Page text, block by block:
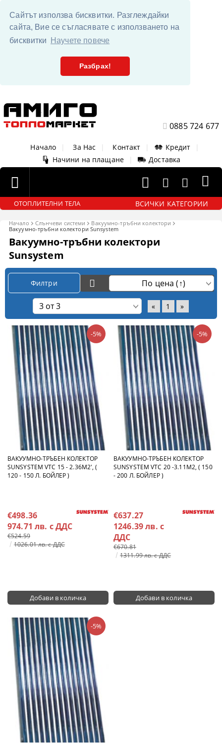
Сайтът използва бисквитки. Разглеждайки
сайта, Вие се съгласявате с използването на
бисквитки
Научете повече
Разбрах!
0885 724 677
Начало За Нас Контакт Кредит
Начини на плащане
Доставка
ОТОПЛИТЕЛНИ ТЕЛА ВСИЧКИ КАТЕГОРИИ
Начало Слънчеви системи
Вакуумно-тръбни колектори
Вакуумно-тръбни колектори Sunsystem
Вакуумно-тръбни колектори
Sunsystem
Филтри
« 1 »
ВАКУУМНО-ТРЪБЕН КОЛЕКТОР
SUNSYSTEM VTC 15 - 2.36M2', (
120 - 150 Л. БОЙЛЕР )
-5%
€498.36
974.71 лв. с ДДС
€524.59
1026.01 лв. с ДДС
ВАКУУМНО-ТРЪБЕН КОЛЕКТОР
SUNSYSTEM VTC 20 -3.11M2, ( 150
- 200 Л. БОЙЛЕР )
-5%
€637.27
1246.39 лв. с
ДДС
€670.81
1311.99 лв. с ДДС
-5%